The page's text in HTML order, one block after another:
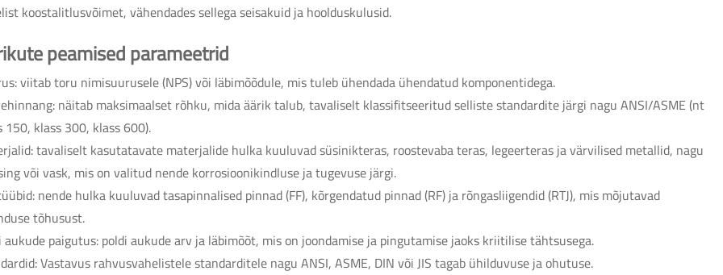
koostalitlusvõimet, vähendades sellega seisakuid ja hoolduskulusid.
peamised parameetrid
viitab toru nimisuurusele (NPS) või läbimõõdule, mis tuleb ühendada ühendatud komponentidega.
näitab maksimaalset rõhku, mida äärik talub, tavaliselt klassifitseeritud selliste standardite järgi nagu ANSI/ASME (nt
150, klass 300, klass 600).
tavaliselt kasutatavate materjalide hulka kuuluvad süsinikteras, roostevaba teras, legeerteras ja värvilised metallid, nagu
või vask, mis on valitud nende korrosioonikindluse ja tugevuse järgi.
nende hulka kuuluvad tasapinnalised pinnad (FF), kõrgendatud pinnad (RF) ja rõngasliigendid (RTJ), mis mõjutavad
tõhusust.
aukude paigutus: poldi aukude arv ja läbimõõt, mis on joondamise ja pingutamise jaoks kriitilise tähtsusega.
Vastavus rahvusvahelistele standarditele nagu ANSI, ASME, DIN või JIS tagab ühilduvuse ja ohutuse.